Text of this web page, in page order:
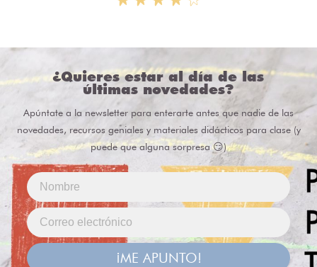
¿Quieres estar al día de las
últimas novedades?
Apúntate a la newsletter para enterarte antes que nadie de las
novedades, recursos geniales y materiales didácticos para clase (y
puede que alguna sorpresa 😏)
¡ME APUNTO!